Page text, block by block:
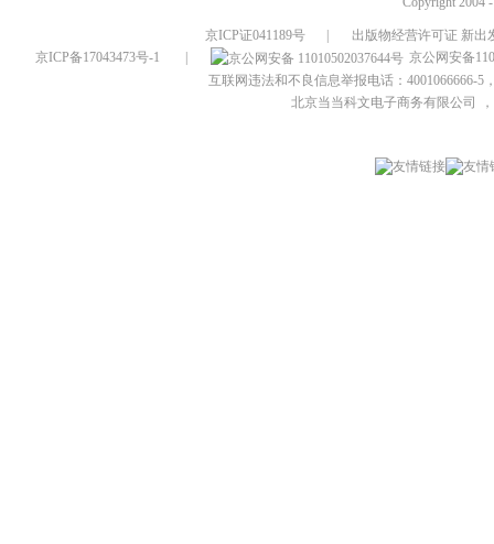
京ICP证041189号
出版物经营许可证 新出
京ICP备17043473号-1
京公网安备
互联网违法和不良信息举报电话：4001066666-5
北京当当科文电子商务有限公司